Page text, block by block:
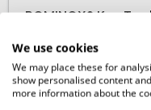
ROMINOX® Key
functions
(Osterhase)
27. August
We use cookies
We may place these for
show personalised content
more information about the